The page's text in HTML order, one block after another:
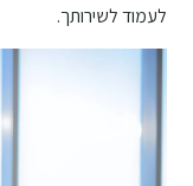
לעמוד לשירותך.